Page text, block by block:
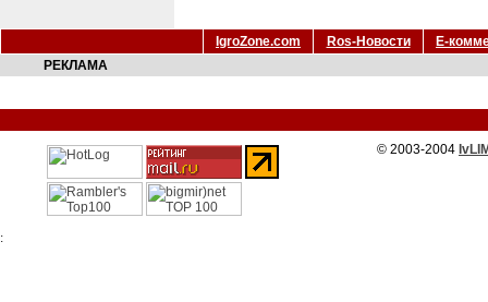
IgroZone.com Ros-Новости
Е-
РЕКЛАМА
© 2003-2004
: